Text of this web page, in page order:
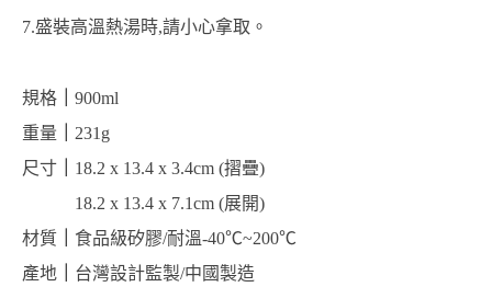
7.盛裝高溫熱湯時,請小心拿取。
規格
900ml
重量
231g
尺寸
18.2 x 13.4 x 3.4cm (摺疊)
18.2 x 13.4 x 7.1cm (展開)
材質
食品級矽膠/耐溫-40℃~200℃
產地
台灣設計監製/中國製造